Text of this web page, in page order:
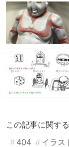
この記事に関す
404
イラス